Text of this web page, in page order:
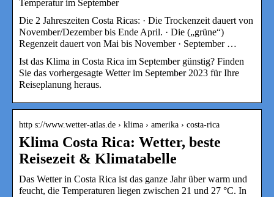
Temperatur im September
Die 2 Jahreszeiten Costa Ricas: · Die Trockenzeit dauert von
November/Dezember bis Ende April. · Die („grüne“)
Regenzeit dauert von Mai bis November · September …
Ist das Klima in Costa Rica im September günstig? Finden
Sie das vorhergesagte Wetter im September 2023 für Ihre
Reiseplanung heraus.
http s://www.wetter-atlas.de › klima › amerika › costa-rica
Klima Costa Rica: Wetter, beste
Reisezeit & Klimatabelle
Das Wetter in Costa Rica ist das ganze Jahr über warm und
feucht, die Temperaturen liegen zwischen 21 und 27 °C. In